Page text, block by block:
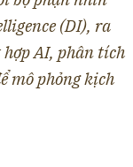
(DI), ra
AI, phân tích
mô phỏng kịch